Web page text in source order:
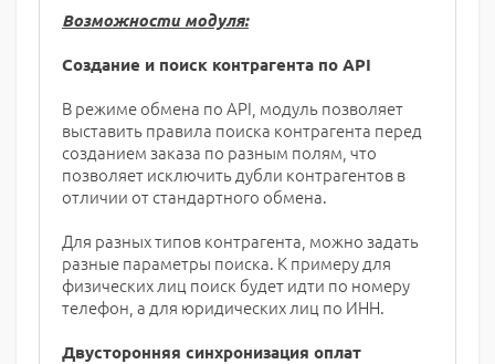
Возможности модуля:
Создание и поиск контрагента по API
В режиме обмена по API, модуль позволяет
выставить правила поиска контрагента перед
созданием заказа по разным полям, что
позволяет исключить дубли контрагентов в
отличии от стандартного обмена.
Для разных типов контрагента, можно задать
разные параметры поиска. К примеру для
физических лиц поиск будет идти по номеру
телефон, а для юридических лиц по ИНН.
Двусторонняя синхронизация оплат